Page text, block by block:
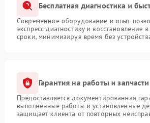
Бесплатная диагностика и
Современное оборудование и опыт
экспресс-диагностику и восстановление
сроки, минимизируя время без
Гарантия на работы и запчасти
Предоставляется документированная
выполненные работы и установленные
защищает клиента от повторных